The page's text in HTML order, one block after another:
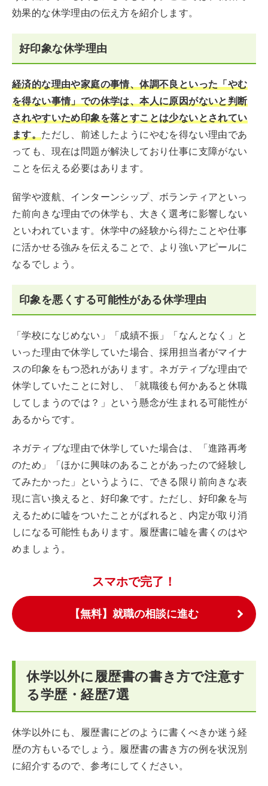
効果的な休学理由の伝え方を紹介します。
好印象な休学理由
経済的な理由や家庭の事情、体調不良といった「やむ
を得ない事情」での休学は、本人に原因がないと判断
されやすいため印象を落とすことは少ないとされてい
ます。ただし、前述したようにやむを得ない理由であ
っても、現在は問題が解決しており仕事に支障がない
ことを伝える必要はあります。
留学や渡航、インターンシップ、ボランティアといっ
た前向きな理由での休学も、大きく選考に影響しない
といわれています。休学中の経験から得たことや仕事
に活かせる強みを伝えることで、より強いアピールに
なるでしょう。
印象を悪くする可能性がある休学理由
「学校になじめない」「成績不振」「なんとなく」と
いった理由で休学していた場合、採用担当者がマイナ
スの印象をもつ恐れがあります。ネガティブな理由で
休学していたことに対し、「就職後も何かあると休職
してしまうのでは？」という懸念が生まれる可能性が
あるからです。
ネガティブな理由で休学していた場合は、「進路再考
のため」「ほかに興味のあることがあったので経験し
てみたかった」というように、できる限り前向きな表
現に言い換えると、好印象です。ただし、好印象を与
えるために嘘をついたことがばれると、内定が取り消
しになる可能性もあります。履歴書に嘘を書くのはや
めましょう。
スマホで完了！
【無料】就職の相談に進む
休学以外に履歴書の書き方で注意す
る学歴・経歴7選
休学以外にも、履歴書にどのように書くべきか迷う経
歴の方もいるでしょう。履歴書の書き方の例を状況別
に紹介するので、参考にしてください。